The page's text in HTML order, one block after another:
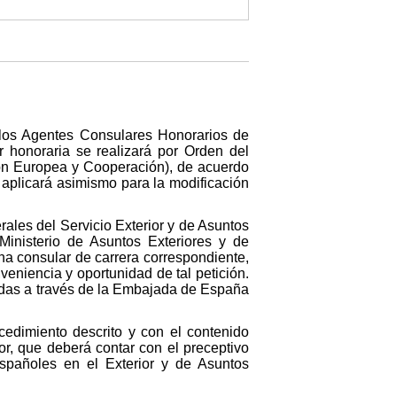
Agentes Consulares Honorarios de
se realizará por Orden del
Europea y Cooperación), de acuerdo
asimismo para la modificación
del Servicio Exterior y de Asuntos
de Asuntos Exteriores y de
consular de carrera correspondiente,
y oportunidad de tal petición.
a través de la Embajada de España
descrito y con el contenido
que deberá contar con el preceptivo
en el Exterior y de Asuntos